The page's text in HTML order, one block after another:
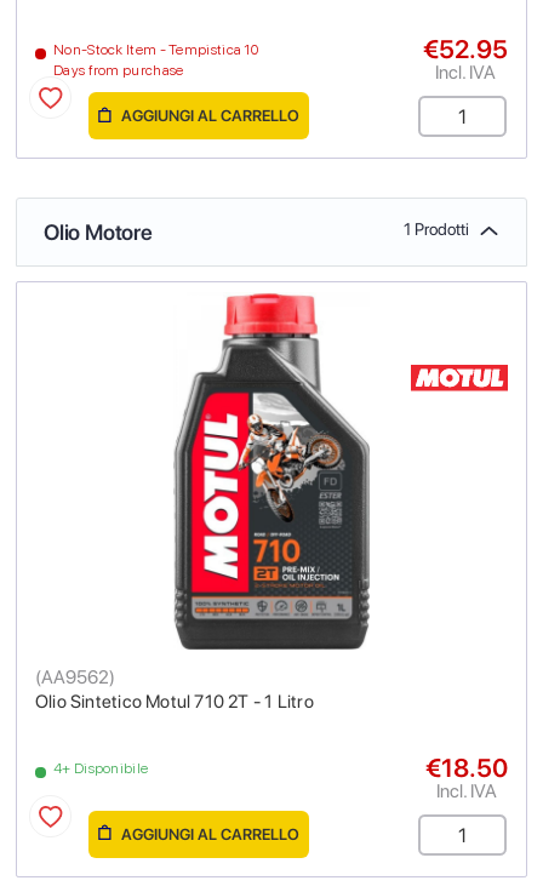
Non-Stock Item - Tempistica 10
Days from purchase
€52.95
Incl. IVA
AGGIUNGI AL CARRELLO
Olio Motore 1 Prodotti
Olio Sintetico Motul 710 2T - 1 Litro
(AA9562)
4+ Disponibile €18.50
Incl. IVA
AGGIUNGI AL CARRELLO